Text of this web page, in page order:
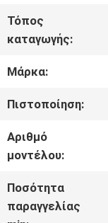
ΜΕ
ΕΜΆΣ
ΕΠΙΣΚΕΨΉ
ΈΛΕΓΧΟΣ
ΠΟΙΌΤΗΤΑΣ
Τόπος
καταγωγής:
Μάρκα:
Πιστοποίηση:
Αριθμό
μοντέλου:
Ποσότητα
παραγγελίας